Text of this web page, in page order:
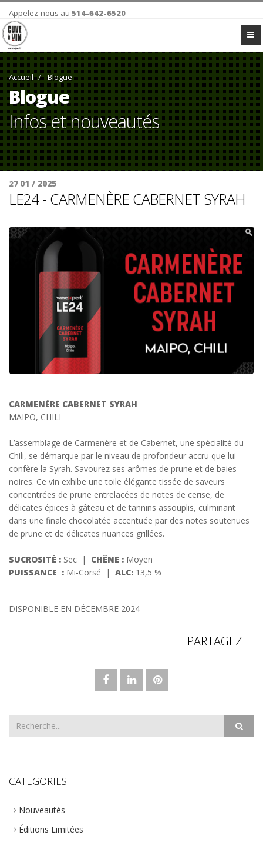
Appelez-nous au 514-642-6520
Accueil Blogue
Blogue
Infos et nouveautés
27 01 / 2025
LE24 - CARMENÈRE CABERNET SYRAH
CARMENÈRE CABERNET SYRAH
MAIPO, CHILI
L’assemblage de Carmenère et de Cabernet, une spécialité du
Chili, se démarque par le niveau de profondeur accru que lui
confère la Syrah. Savourez ses arômes de prune et de baies
noires. Ce vin exhibe une toile élégante tissée de saveurs
concentrées de prune entrelacées de notes de cerise, de
délicates épices à gâteau et de tannins assouplis, culminant
dans une finale chocolatée accentuée par des notes soutenues
de prune et de délicates nuances grillées.
SUCROSITÉ : Sec | CHÊNE : Moyen
PUISSANCE : Mi-Corsé | ALC: 13,5 %
DISPONIBLE EN DÉCEMBRE 2024
PARTAGEZ:
CATEGORIES
Nouveautés
Éditions Limitées